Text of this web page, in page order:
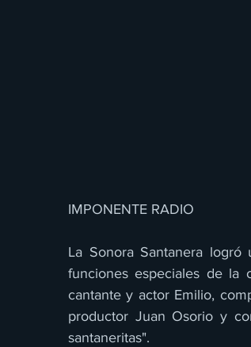
IMPONENTE RADIO
La Sonora Santanera
funciones especiales de la
cantante y actor Emilio,
productor Juan Osorio y
santaneritas".